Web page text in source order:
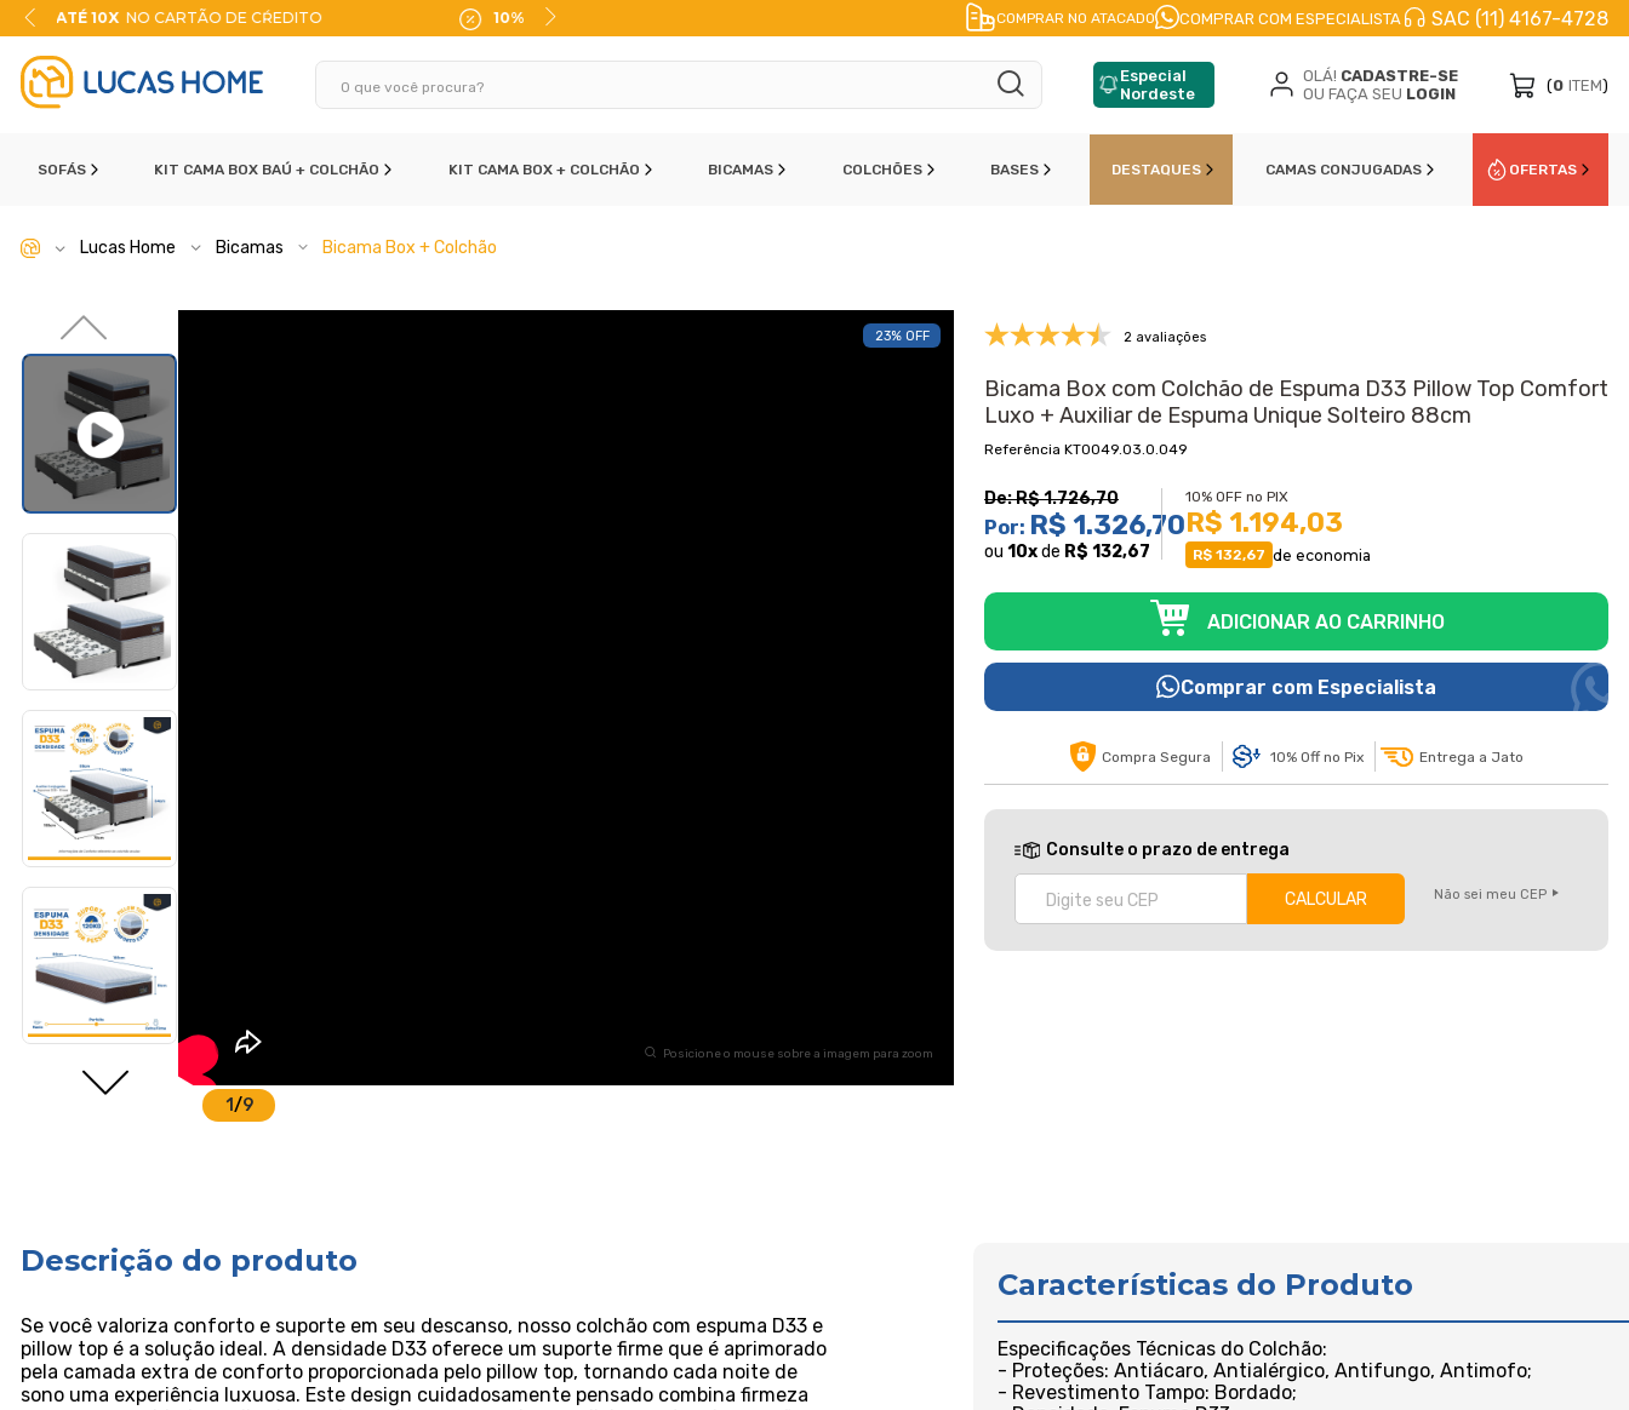
10% DE DESCONTO PARCELE EMATÉ 10XNO CARTÃO DE CŔEDITO
COMPRAR NO ATACADO COMPRAR COM ESPECIALISTA SAC (11) 4167-4728
Especial
Nordeste
OLÁ! CADASTRE-SE
OU FAÇA SEU LOGIN (0 ITEM)
SOFÁS KIT CAMA BOX BAÚ + COLCHÃO KIT CAMA BOX + COLCHÃO BICAMAS COLCHÕES BASES DESTAQUES CAMAS CONJUGADAS OFERTAS
Lucas Home Bicamas Bicama Box + Colchão
23% OFF
1/9
Posicione o mouse sobre a imagem para zoom
2 avaliações
Bicama Box com Colchão de Espuma D33 Pillow Top Comfort
Luxo + Auxiliar de Espuma Unique Solteiro 88cm
KT0049.03.0.049
De:R$ 1.726,70
Por: R$ 1.326,70
ou10xde R$ 132,67
10% OFF no PIX
R$ 1.194,03
R$ 132,67 de economia
Comprar com Especialista
Compra Segura 10% Off no Pix Entrega a Jato
Consulte o prazo de entrega
Não sei meu CEP
Descrição do produto
Se você valoriza conforto e suporte em seu descanso, nosso colchão com espuma D33 e
pillow top é a solução ideal. A densidade D33 oferece um suporte firme que é aprimorado
pela camada extra de conforto proporcionada pelo pillow top, tornando cada noite de
sono uma experiência luxuosa. Este design cuidadosamente pensado combina firmeza
Características do Produto
Especificações Técnicas do Colchão:
- Proteções: Antiácaro, Antialérgico, Antifungo, Antimofo;
- Revestimento Tampo: Bordado;